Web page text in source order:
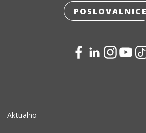
POSLOVALNICE
Aktualno